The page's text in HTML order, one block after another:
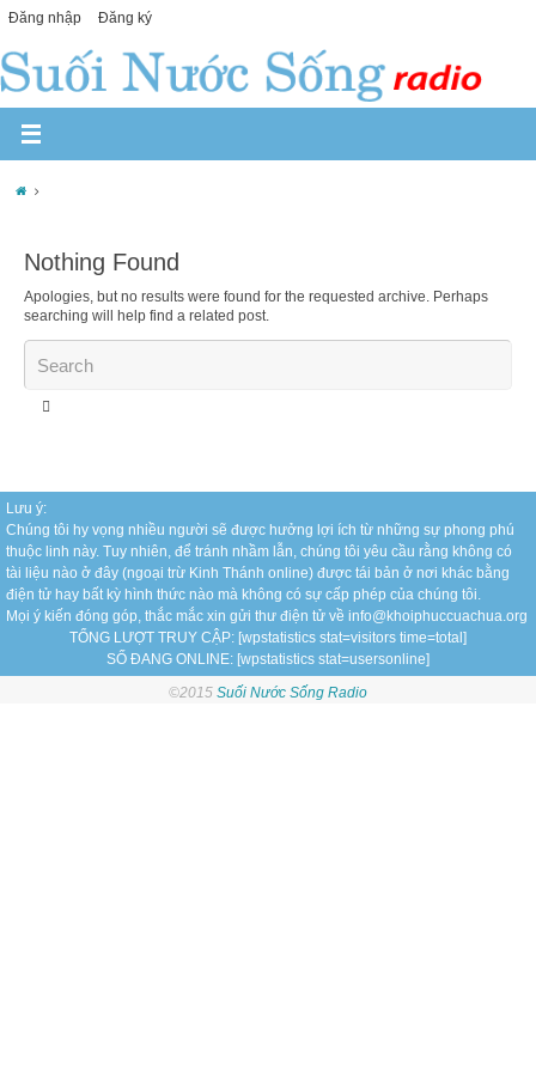
Đăng nhập Đăng ký
Nothing Found
Apologies, but no results were found for the requested archive. Perhaps
searching will help find a related post.
Lưu ý:
Chúng tôi hy vọng nhiều người sẽ được hưởng lợi ích từ những sự phong phú
thuộc linh này. Tuy nhiên, để tránh nhầm lẫn, chúng tôi yêu cầu rằng không có
tài liệu nào ở đây (ngoại trừ Kinh Thánh online) được tái bản ở nơi khác bằng
điện tử hay bất kỳ hình thức nào mà không có sự cấp phép của chúng tôi.
Mọi ý kiến đóng góp, thắc mắc xin gửi thư điện tử về info@khoiphuccuachua.org
TỔNG LƯỢT TRUY CẬP: [wpstatistics stat=visitors time=total]
SỐ ĐANG ONLINE: [wpstatistics stat=usersonline]
©2015 Suối Nước Sống Radio